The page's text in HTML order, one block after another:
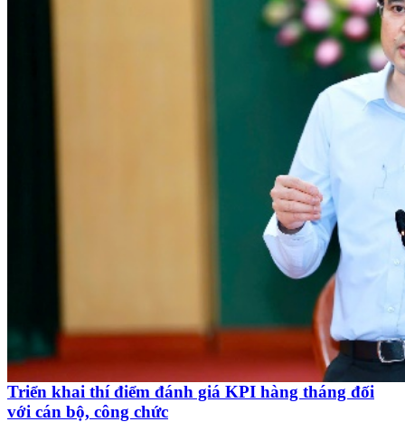
Triển khai thí điểm đánh giá KPI hàng tháng đối
với cán bộ, công chức